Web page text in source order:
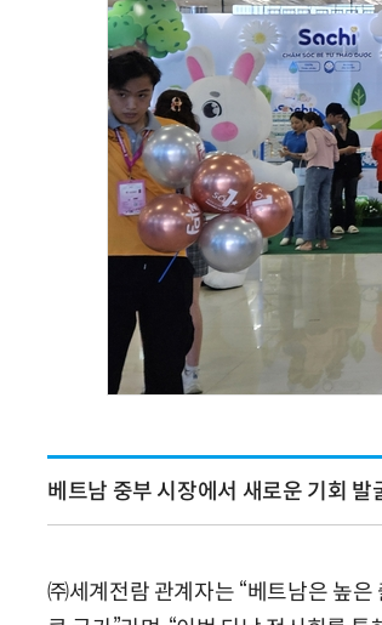
베트남 중부 시장에서 새로운 기회 발
㈜세계전람 관계자는 “베트남은 높